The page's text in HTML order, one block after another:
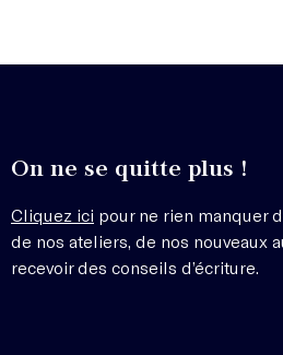
On ne se quitte plus !
Cliquez ici pour ne rien manquer
de nos ateliers, de nos nouveaux
recevoir des conseils d’écriture.